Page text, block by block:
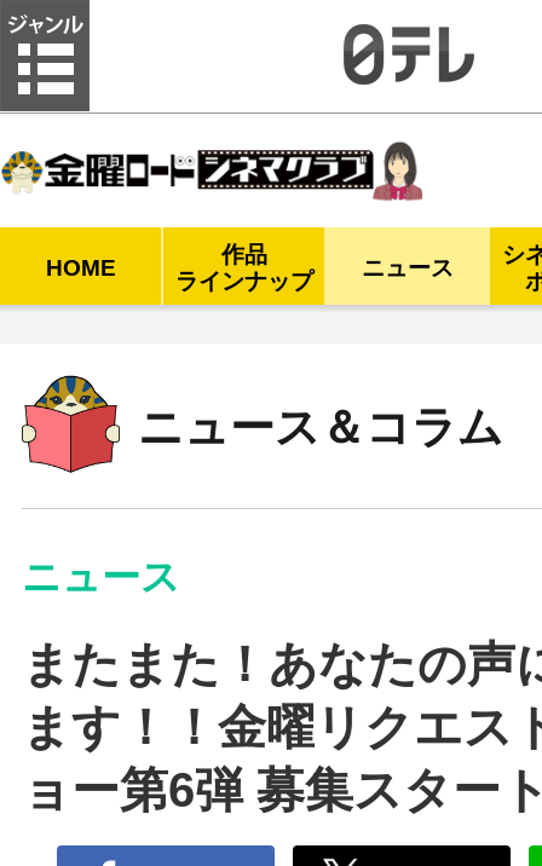
HOME
作品
ラインナップ
ニュース
シ
ニュース＆コラム
ニュース
またまた！あなたの声
ます！！金曜リクエス
ョー第6弾 募集スター